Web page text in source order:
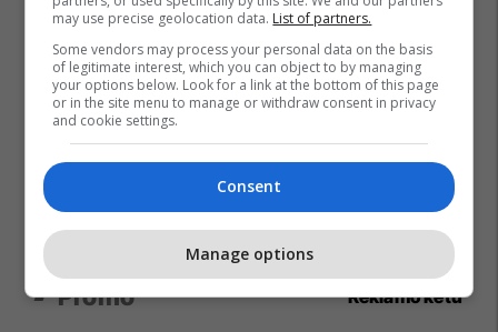
Promo Reklamo këtu
may use precise geolocation data. List of partners.
Some vendors may process your personal data on the basis
of legitimate interest, which you can object to by managing
your options below. Look for a link at the bottom of this page
or in the site menu to manage or withdraw consent in privacy
and cookie settings.
Consent
Manage options